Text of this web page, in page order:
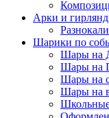
Арки и
Шарики по
Шары на
Шары на
Шары на
Шары на